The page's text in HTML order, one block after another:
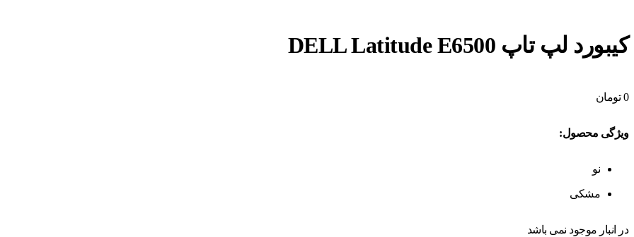
کیبورد لپ تاپ DELL Latitude E6500
0 تومان
ویژگی محصول:
نو
مشکی
در انبار موجود نمی باشد